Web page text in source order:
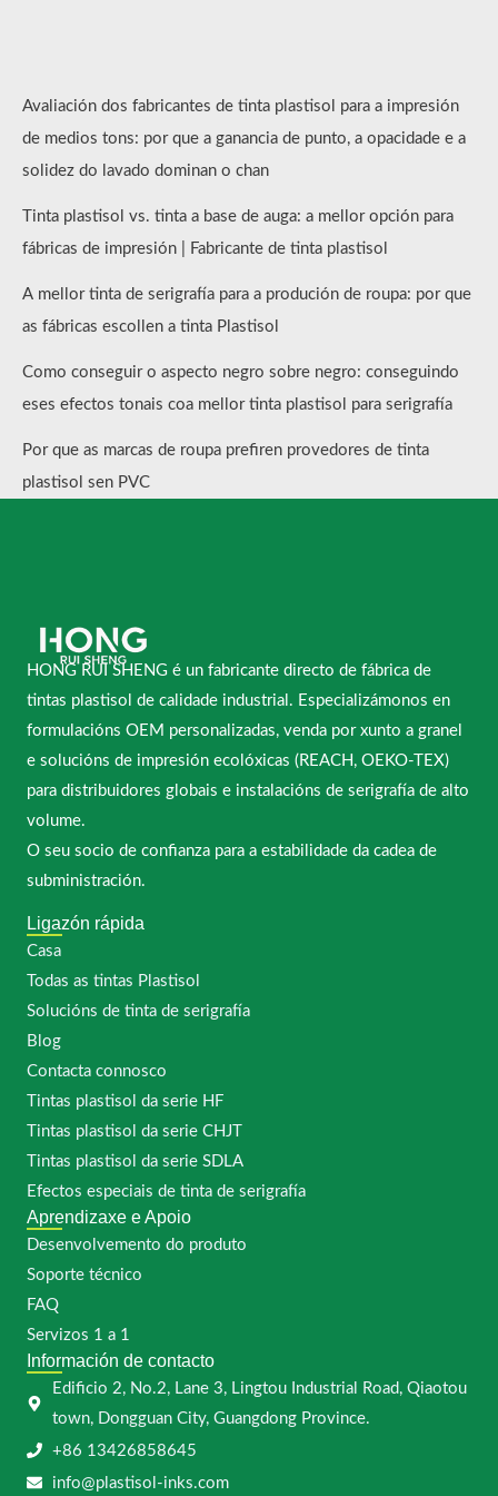
Avaliación dos fabricantes de tinta plastisol para a impresión
de medios tons: por que a ganancia de punto, a opacidade e a
solidez do lavado dominan o chan
Tinta plastisol vs. tinta a base de auga: a mellor opción para
fábricas de impresión | Fabricante de tinta plastisol
A mellor tinta de serigrafía para a produción de roupa: por que
as fábricas escollen a tinta Plastisol
Como conseguir o aspecto negro sobre negro: conseguindo
eses efectos tonais coa mellor tinta plastisol para serigrafía
Por que as marcas de roupa prefiren provedores de tinta
plastisol sen PVC
HONG RUI SHENG é un fabricante directo de fábrica de
tintas plastisol de calidade industrial. Especializámonos en
formulacións OEM personalizadas, venda por xunto a granel
e solucións de impresión ecolóxicas (REACH, OEKO-TEX)
para distribuidores globais e instalacións de serigrafía de alto
volume.
O seu socio de confianza para a estabilidade da cadea de
subministración.
Ligazón rápida
Casa
Todas as tintas Plastisol
Solucións de tinta de serigrafía
Blog
Contacta connosco
Tintas plastisol da serie HF
Tintas plastisol da serie CHJT
Tintas plastisol da serie SDLA
Efectos especiais de tinta de serigrafía
Aprendizaxe e Apoio
Desenvolvemento do produto
Soporte técnico
FAQ
Servizos 1 a 1
Información de contacto
Edificio 2, No.2, Lane 3, Lingtou Industrial Road, Qiaotou
town, Dongguan City, Guangdong Province.
+86 13426858645
info@plastisol-inks.com